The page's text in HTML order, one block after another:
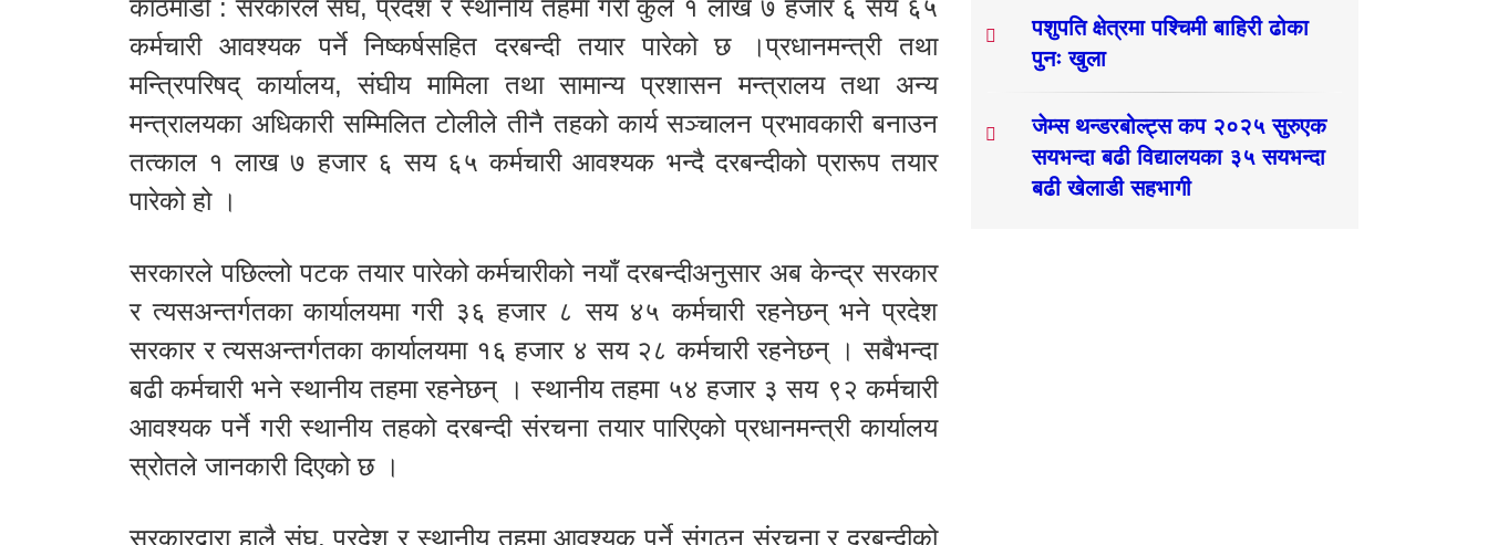
काठमाडौं : सरकारले संघ, प्रदेश र स्थानीय तहमा गरी कुल १ लाख ७ हजार ६ सय ६५
कर्मचारी आवश्यक पर्ने निष्कर्षसहित दरबन्दी तयार पारेको छ ।प्रधानमन्त्री तथा
मन्त्रिपरिषद् कार्यालय, संघीय मामिला तथा सामान्य प्रशासन मन्त्रालय तथा अन्य
मन्त्रालयका अधिकारी सम्मिलित टोलीले तीनै तहको कार्य सञ्चालन प्रभावकारी बनाउन
तत्काल १ लाख ७ हजार ६ सय ६५ कर्मचारी आवश्यक भन्दै दरबन्दीको प्रारूप तयार
पारेको हो ।
सरकारले पछिल्लो पटक तयार पारेको कर्मचारीको नयाँ दरबन्दीअनुसार अब केन्द्र सरकार
र त्यसअन्तर्गतका कार्यालयमा गरी ३६ हजार ८ सय ४५ कर्मचारी रहनेछन् भने प्रदेश
सरकार र त्यसअन्तर्गतका कार्यालयमा १६ हजार ४ सय २८ कर्मचारी रहनेछन् । सबैभन्दा
बढी कर्मचारी भने स्थानीय तहमा रहनेछन् । स्थानीय तहमा ५४ हजार ३ सय ९२ कर्मचारी
आवश्यक पर्ने गरी स्थानीय तहको दरबन्दी संरचना तयार पारिएको प्रधानमन्त्री कार्यालय
स्रोतले जानकारी दिएको छ ।
सरकारद्वारा हालै संघ, प्रदेश र स्थानीय तहमा आवश्यक पर्ने संगठन संरचना र दरबन्दीको
पशुपति क्षेत्रमा पश्चिमी बाहिरी ढोका
पुनः खुला
जेम्स थन्डरबोल्ट्स कप २०२५ सुरुएक
सयभन्दा बढी विद्यालयका ३५ सयभन्दा
बढी खेलाडी सहभागी